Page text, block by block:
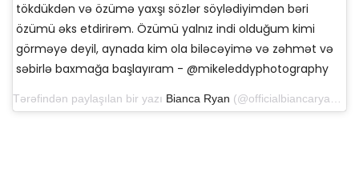
tökdükdən və özümə yaxşı sözlər söylədiyimdən bəri
özümü əks etdirirəm. Özümü yalnız indi olduğum kimi
görməyə deyil, aynada kim ola biləcəyimə və zəhmət və
səbirlə baxmağa başlayıram - @mikeleddyphotography
Tərəfindən paylaşılan bir yazı Bianca Ryan (@officialbiancaryan) 18 yanvar 2019-cu il, saat 16: 51-də PST